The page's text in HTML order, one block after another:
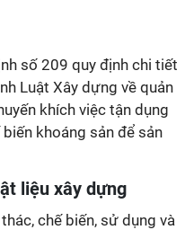
số 209 quy định chi tiết
Luật Xây dựng về quản
khích việc tận dụng
khoáng sản để sản
liệu xây dựng
chế biến, sử dụng và